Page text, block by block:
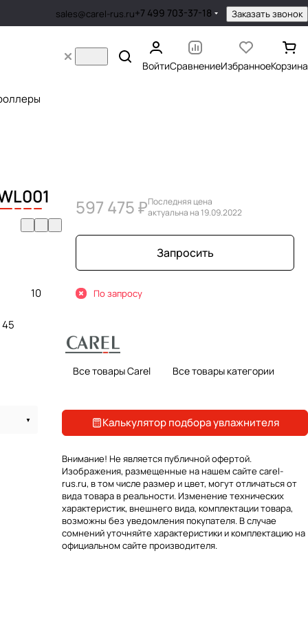
sales@carel-rus.ru+7 499 703-37-18 Заказать звонок
ВойтиСравнениеИзбранноеКорзина
L001
10
45
597 475 ₽Последняя цена
актуальна на 19.09.2022
Запросить
По запросу
Все товары Carel Все товары категории
Калькулятор подбора увлажнителя
Внимание! Не является публичной офертой.
Изображения, размещенные на нашем сайте carel-
rus.ru, в том числе размер и цвет, могут отличаться от
вида товара в реальности. Изменение технических
характеристик, внешнего вида, комплектации товара,
возможны без уведомления покупателя. В случае
сомнений уточняйте характеристики и комплектацию на
официальном сайте производителя.